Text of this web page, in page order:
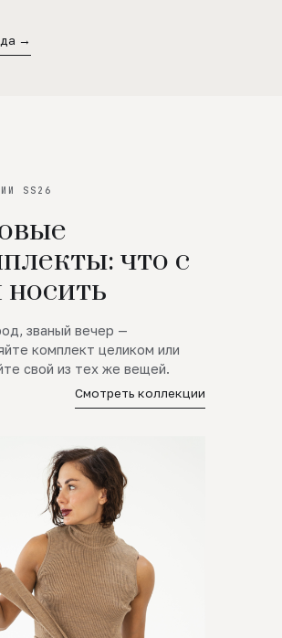
→
SS26
что с
званый вечер —
комплект целиком или
свой из тех же вещей.
Смотреть коллекции